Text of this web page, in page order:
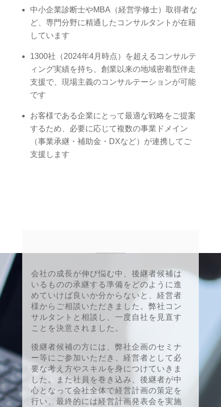
中小企業診断士やMBA（経営学修士）取得者な
ど、専門分野に精通したコンサルタントが在籍
しています
1300社（2024年4月時点）を超えるコンサルテ
ィング実績を持ち、創業以来の地域密着型伴走
支援で、現場主義のコンサルテーションが可能
です
お客様である企業にとって最適な戦略をご提案
するため、必要に応じて複数の事業ドメイン
（事業承継・補助金・DXなど）が連携してご
支援します
会社の成長が伸び悩む中、後継者候補は
いるものの承継する準備をどのように進
めていけば良いか分からないと、経営者
様からご相談いただきました。弊社コン
サルタントと相談し、一度自社を見直す
ことを決意されました。
後継者候補の方には、弊社企画のセミナ
ー等にご参加いただき、経営者として必
要な考え方やスキルを身につけていきま
した。また社員を巻き込み、後継者が中
心となって会社全体で経営計画の策定を
行い、最終的には経営計画発表会を実施